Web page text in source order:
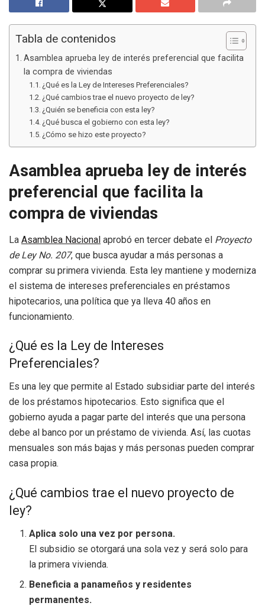
Tabla de contenidos
Asamblea aprueba ley de interés preferencial que facilita
la compra de viviendas
¿Qué es la Ley de Intereses Preferenciales?
¿Qué cambios trae el nuevo proyecto de ley?
¿Quién se beneficia con esta ley?
¿Qué busca el gobierno con esta ley?
¿Cómo se hizo este proyecto?
Asamblea aprueba ley de interés
preferencial que facilita la
compra de viviendas
La Asamblea Nacional aprobó en tercer debate el Proyecto
de Ley No. 207, que busca ayudar a más personas a
comprar su primera vivienda. Esta ley mantiene y moderniza
el sistema de intereses preferenciales en préstamos
hipotecarios, una política que ya lleva 40 años en
funcionamiento.
¿Qué es la Ley de Intereses
Preferenciales?
Es una ley que permite al Estado subsidiar parte del interés
de los préstamos hipotecarios. Esto significa que el
gobierno ayuda a pagar parte del interés que una persona
debe al banco por un préstamo de vivienda. Así, las cuotas
mensuales son más bajas y más personas pueden comprar
casa propia.
¿Qué cambios trae el nuevo proyecto de
ley?
Aplica solo una vez por persona.
El subsidio se otorgará una sola vez y será solo para
la primera vivienda.
Beneficia a panameños y residentes
permanentes.